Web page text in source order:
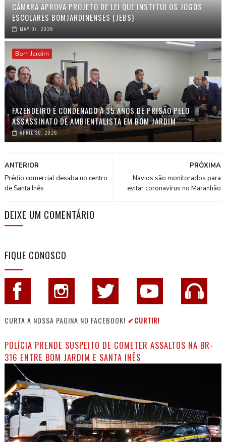
CÂMARA APROVA PROJETO DE LEI QUE INSTITUI OS JOGOS
ESCOLARES BOMJARDINENSES (JEBS)
MAY 07, 2026
Bom Jardim
FAZENDEIRO É CONDENADO A 35 ANOS DE PRISÃO PELO
ASSASSINATO DE AMBIENTALISTA EM BOM JARDIM
APRIL 30, 2026
PRÓXIMA
Navios são monitorados para
evitar coronavírus no Maranhão
ANTERIOR
Prédio comercial desaba no centro
de Santa Inês
DEIXE UM COMENTÁRIO
FIQUE CONOSCO
CURTA A NOSSA PAGINA NO FACEBOOK! ✔CURTIR!
POLÍCIA PRENDE SUSPEITO DE COMETER ASSALTOS NA BR-
316 ENTRE BOM JARDIM E SANTA INÊS